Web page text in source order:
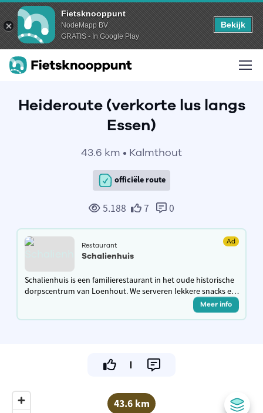
Fietsknooppunt
NodeMapp BV
GRATIS - In Google Play
Bekijk
Heideroute (verkorte lus langs
Essen)
43.6 km • Kalmthout
officiële route
5.188 7 0
Restaurant Ad
Schalienhuis
Schalienhuis is een familierestaurant in het oude historische
dorpscentrum van Loenhout. We serveren lekkere snacks en
brasseriegerechten, hebben een mooi en gezellig terras en
Meer info
43.6 km